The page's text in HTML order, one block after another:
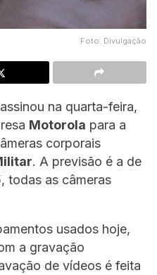
Foto: Divulgação
na quarta-feira,
Motorola para a
corporais
. A previsão é a de
todas as câmeras
usados hoje,
a gravação
de vídeos é feita